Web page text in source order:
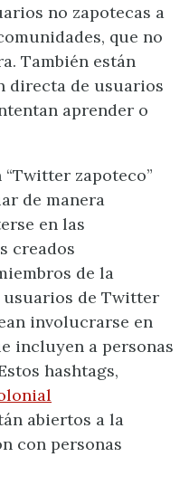
no zapotecas a
que no
También están
directa de usuarios
aprender o
zapoteco”
de manera
en las
creados
de la
de Twitter
involucrarse en
incluyen a personas
hashtags,
abiertos a la
con personas